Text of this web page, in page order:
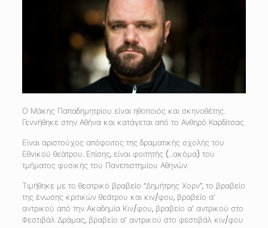
Ο Μάκης Παπαδημητρίου είναι ηθοποιός και σκηνοθέτης.
Γεννήθηκε στην Αθήνα και κατάγεται από το Ανθηρό Καρδίτσας.
Είναι αριστούχος απόφοιτος της δραματικής σχολής του
Εθνικού θεάτρου. Επίσης, είναι φοιτητής (…ακόμα) του
τμήματος φυσικής του Πανεπιστημίου Αθηνών.
Τιμήθηκε με το θεατρικό βραβείο “Δημήτρης Χορν”, το βραβείο
της ένωσης κριτικών θεάτρου και κιν/φου, βραβείο α’
αντρικού από την Ακαδημία Κιν/φου, βραβείο α’ αντρικού στο
Φεστιβάλ Δράμας, βραβείο α’ αντρικού στο φεστιβάλ κιν/φου